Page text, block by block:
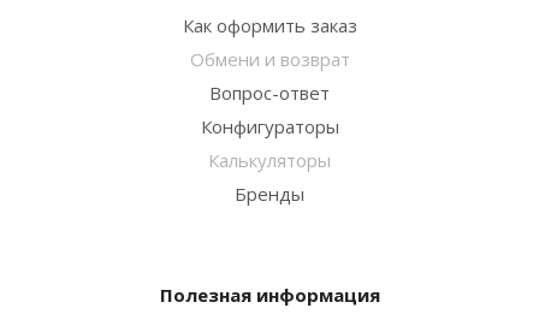
Как оформить заказ
Обмени и возврат
Вопрос-ответ
Конфигураторы
Калькуляторы
Бренды
Полезная информация